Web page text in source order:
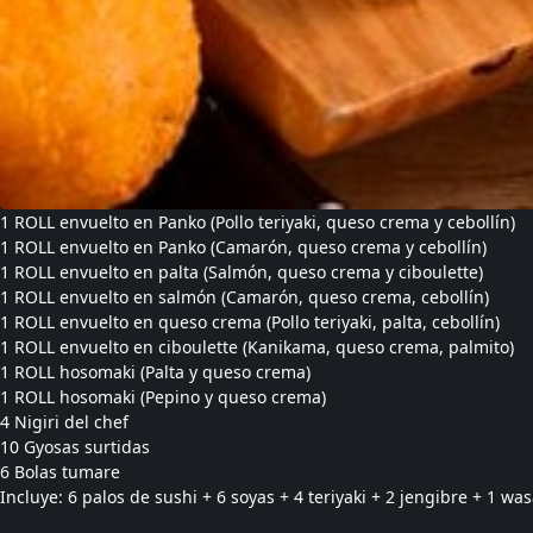
1 ROLL envuelto en Panko (Pollo teriyaki, queso crema y cebollín)
1 ROLL envuelto en Panko (Camarón, queso crema y cebollín)
1 ROLL envuelto en palta (Salmón, queso crema y ciboulette)
1 ROLL envuelto en salmón (Camarón, queso crema, cebollín)
1 ROLL envuelto en queso crema (Pollo teriyaki, palta, cebollín)
1 ROLL envuelto en ciboulette (Kanikama, queso crema, palmito)
1 ROLL hosomaki (Palta y queso crema)
1 ROLL hosomaki (Pepino y queso crema)
4 Nigiri del chef
10 Gyosas surtidas
6 Bolas tumare
Incluye: 6 palos de sushi + 6 soyas + 4 teriyaki + 2 jengibre + 1